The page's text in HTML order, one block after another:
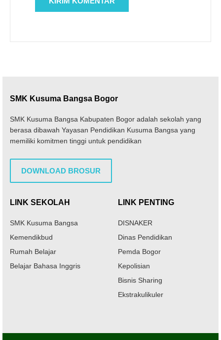
SMK Kusuma Bangsa Bogor
SMK Kusuma Bangsa Kabupaten Bogor adalah sekolah yang
berasa dibawah Yayasan Pendidikan Kusuma Bangsa yang
memiliki komitmen tinggi untuk pendidikan
DOWNLOAD BROSUR
LINK SEKOLAH
SMK Kusuma Bangsa
Kemendikbud
Rumah Belajar
Belajar Bahasa Inggris
LINK PENTING
DISNAKER
Dinas Pendidikan
Pemda Bogor
Kepolisian
Bisnis Sharing
Ekstrakulikuler